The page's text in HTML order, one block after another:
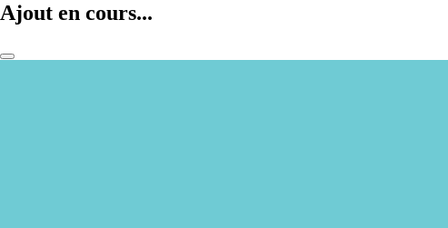
Ajout en cours...